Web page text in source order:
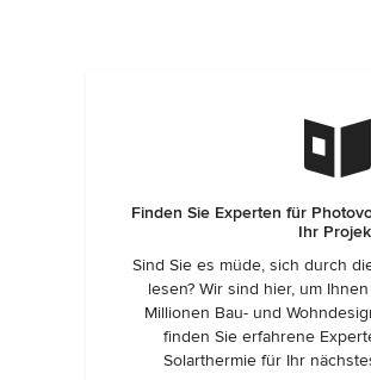
Finden Sie Experten für
Ihr
Sind Sie es müde, sich durch
lesen? Wir sind hier, um
Millionen Bau- und
finden Sie erfahrene
Solarthermie für Ihr